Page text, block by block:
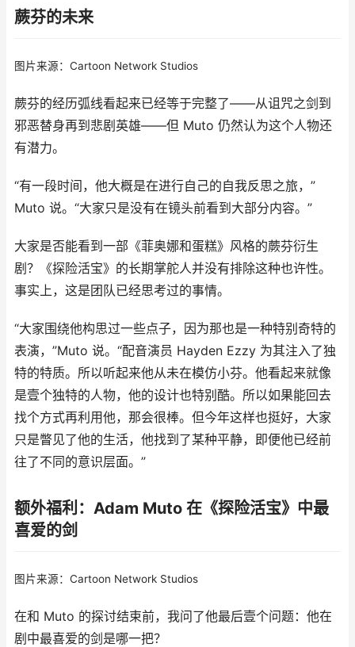
蕨芬的未来
图片来源：Cartoon Network Studios
蕨芬的经历弧线看起来已经等于完整了——从诅咒之剑到
邪恶替身再到悲剧英雄——但 Muto 仍然认为这个人物还
有潜力。
“有一段时间，他大概是在进行自己的自我反思之旅，”
Muto 说。“大家只是没有在镜头前看到大部分内容。”
大家是否能看到一部《菲奥娜和蛋糕》风格的蕨芬衍生
剧？《探险活宝》的长期掌舵人并没有排除这种也许性。
事实上，这是团队已经思考过的事情。
“大家围绕他构思过一些点子，因为那也是一种特别奇特的
表演，”Muto 说。“配音演员 Hayden Ezzy 为其注入了独
特的特质。所以听起来他从未在模仿小芬。他看起来就像
是壹个独特的人物，他的设计也特别酷。所以如果能回去
找个方式再利用他，那会很棒。但今年这样也挺好，大家
只是瞥见了他的生活，他找到了某种平静，即便他已经前
往了不同的意识层面。”
额外福利：Adam Muto 在《探险活宝》中最
喜爱的剑
图片来源：Cartoon Network Studios
在和 Muto 的探讨结束前，我问了他最后壹个问题：他在
剧中最喜爱的剑是哪一把？